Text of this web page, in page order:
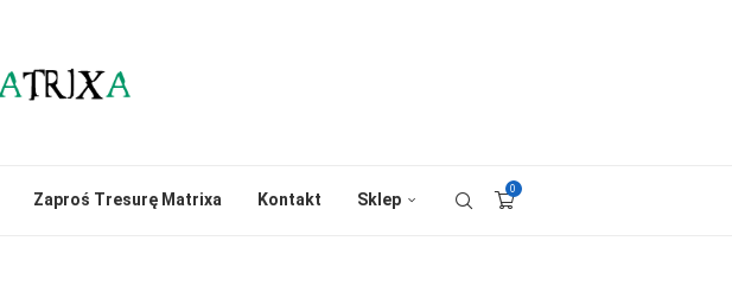
Zaproś Tresurę Matrixa Kontakt Sklep
0